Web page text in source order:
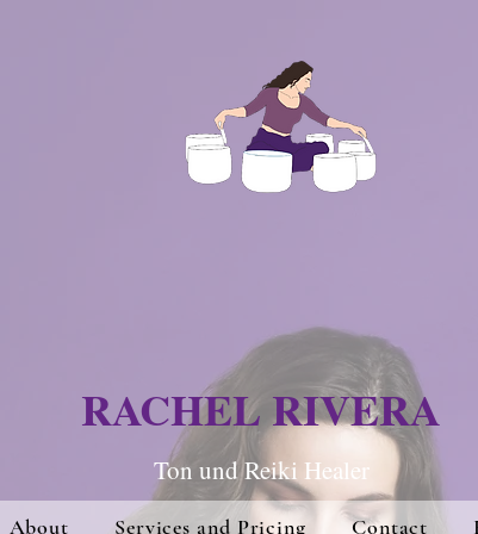
RACHEL RIVERA
Ton und Reiki Healer
About Services and Pricing Contact